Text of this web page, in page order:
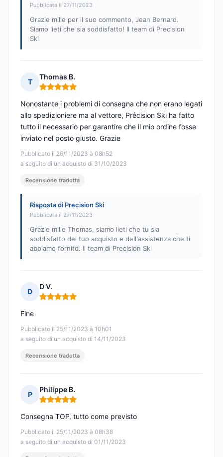
Pubblicata il 27/11/2023
Grazie mille per il suo commento, Jean Bernard.
Siamo lieti che sia soddisfatto! Il team di Precision
Ski
T
Thomas B.
Nota: 5 su 5
Pubblicato il 26/11/2023 à 08h52
a seguito di un acquisto di 31/10/2023
Nonostante i problemi di consegna che non erano legati
allo spedizioniere ma al vettore, Précision Ski ha fatto
tutto il necessario per garantire che il mio ordine fosse
inviato nel posto giusto. Grazie
Recensione tradotta
Risposta di Precision Ski
Pubblicata il 27/11/2023
Grazie mille Thomas, siamo lieti che tu sia
soddisfatto del tuo acquisto e dell'assistenza che ti
abbiamo fornito. Il team di Precision Ski
D
D V.
Nota: 5 su 5
Pubblicato il 25/11/2023 à 10h01
a seguito di un acquisto di 14/11/2023
Fine
Recensione tradotta
P
Philippe B.
Nota: 5 su 5
Pubblicato il 25/11/2023 à 08h38
a seguito di un acquisto di 01/11/2023
Consegna TOP, tutto come previsto